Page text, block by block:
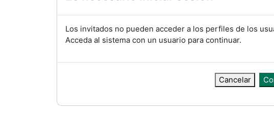
Los invitados no pueden acceder a los perfiles de los
Acceda al sistema con un usuario para continuar.
Cancelar